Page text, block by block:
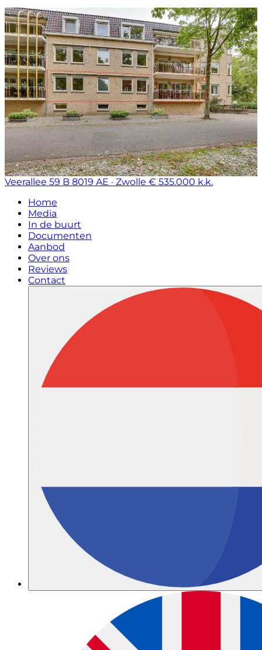
Veerallee 59 B 8019 AE · Zwolle € 535.000 k.k.
Home
Media
In de buurt
Documenten
Aanbod
Over ons
Reviews
Contact